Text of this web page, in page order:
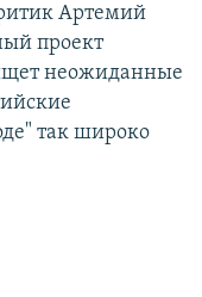
Артемий
проект
неожиданные
так широко